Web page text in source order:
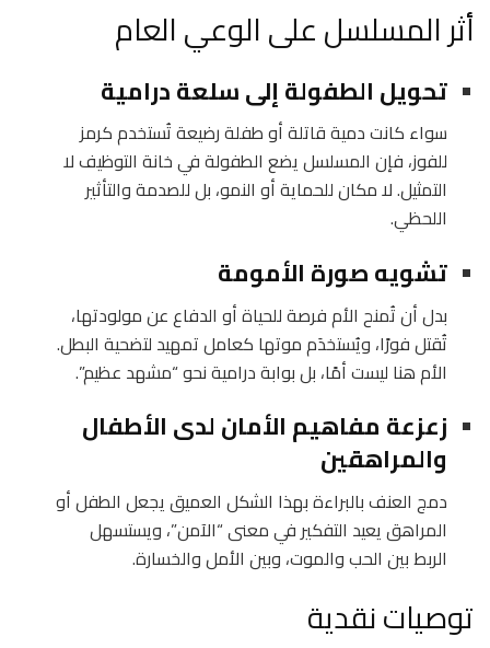
أثر المسلسل على الوعي العام
تحويل الطفولة إلى سلعة درامية
سواء كانت دمية قاتلة أو طفلة رضيعة تُستخدم كرمز
للفوز، فإن المسلسل يضع الطفولة في خانة التوظيف لا
التمثيل. لا مكان للحماية أو النمو، بل للصدمة والتأثير
اللحظي.
تشويه صورة الأمومة
بدل أن تُمنح الأم فرصة للحياة أو الدفاع عن مولودتها،
تُقتل فورًا، ويُستخدَم موتها كعامل تمهيد لتضحية البطل.
الأم هنا ليست أمًا، بل بوابة درامية نحو “مشهد عظيم”.
زعزعة مفاهيم الأمان لدى الأطفال
والمراهقين
دمج العنف بالبراءة بهذا الشكل العميق يجعل الطفل أو
المراهق يعيد التفكير في معنى “الآمن”، ويستسهل
الربط بين الحب والموت، وبين الأمل والخسارة.
توصيات نقدية